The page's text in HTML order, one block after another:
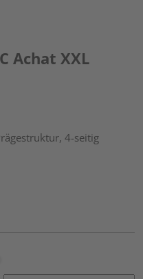
Achat XXL
4-seitig